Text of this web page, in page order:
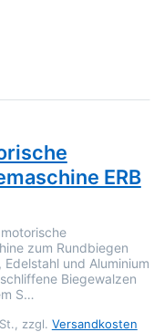
Produkt liegen
ERB
zum Rundbiegen
und Aluminium
Biegewalzen
S…
zzgl. Versandkosten